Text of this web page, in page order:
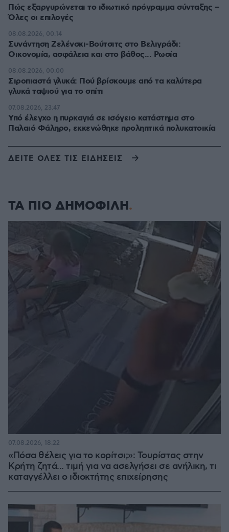
Πώς εξαργυρώνεται το ιδιωτικό πρόγραμμα σύνταξης –
Όλες οι επιλογές
Συνάντηση Ζελένσκι-Βούτσιτς στο Βελιγράδι:
Οικονομία, ασφάλεια και στο βάθος... Ρωσία
08.08.2026, 00:14
Σιροπιαστά γλυκά: Πού βρίσκουμε από τα καλύτερα
γλυκά ταψιού για το σπίτι
08.08.2026, 00:00
Υπό έλεγχο η πυρκαγιά σε ισόγειο κατάστημα στο
Παλαιό Φάληρο, εκκενώθηκε προληπτικά πολυκατοικία
07.08.2026, 23:47
ΔΕΙΤΕ ΟΛΕΣ ΤΙΣ ΕΙΔΗΣΕΙΣ
ΤΑ ΠΙΟ ΔΗΜΟΦΙΛΗ
«Πόσα θέλεις για το κορίτσι;»: Τουρίστας στην
Κρήτη ζητά... τιμή για να ασελγήσει σε ανήλικη, τι
καταγγέλλει ο ιδιοκτήτης επιχείρησης
07.08.2026, 18:22